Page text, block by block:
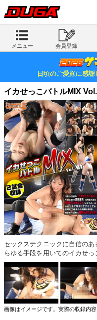
メニュー 会員登録
日頃のご愛顧に感
イカせっこバトルMIX
セックステクニックに自信の
らゆる手段を用いてのイカせ
るのはどちらか…。（バトル）
画像はイメージです。実際の収録内